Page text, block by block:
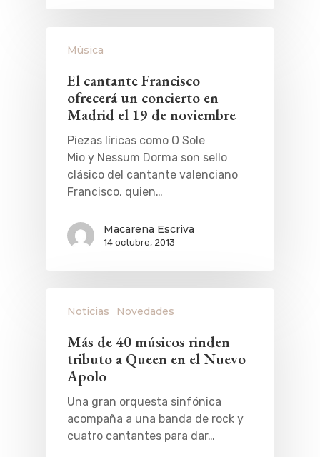
Música
El cantante Francisco
ofrecerá un concierto en
Madrid el 19 de noviembre
Piezas líricas como O Sole
Mio y Nessum Dorma son sello
clásico del cantante valenciano
Francisco, quien…
Macarena Escriva
14 octubre, 2013
Noticias Novedades
Más de 40 músicos rinden
tributo a Queen en el Nuevo
Apolo
Una gran orquesta sinfónica
acompaña a una banda de rock y
cuatro cantantes para dar…